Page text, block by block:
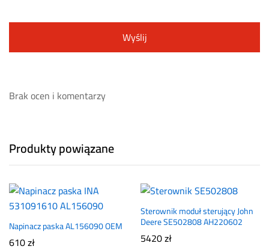
Brak ocen i komentarzy
Produkty powiązane
Napinacz paska AL156090 OEM
610zł
Sterownik moduł sterujący John
Deere SE502808 AH220602
5420zł